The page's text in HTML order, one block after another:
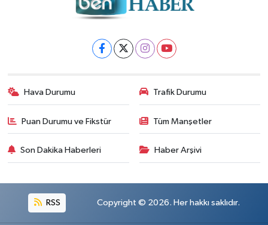
Hava Durumu Trafik Durumu
Puan Durumu ve Fikstür Tüm Manşetler
Son Dakika Haberleri Haber Arşivi
RSS Copyright © 2026. Her hakkı saklıdır.